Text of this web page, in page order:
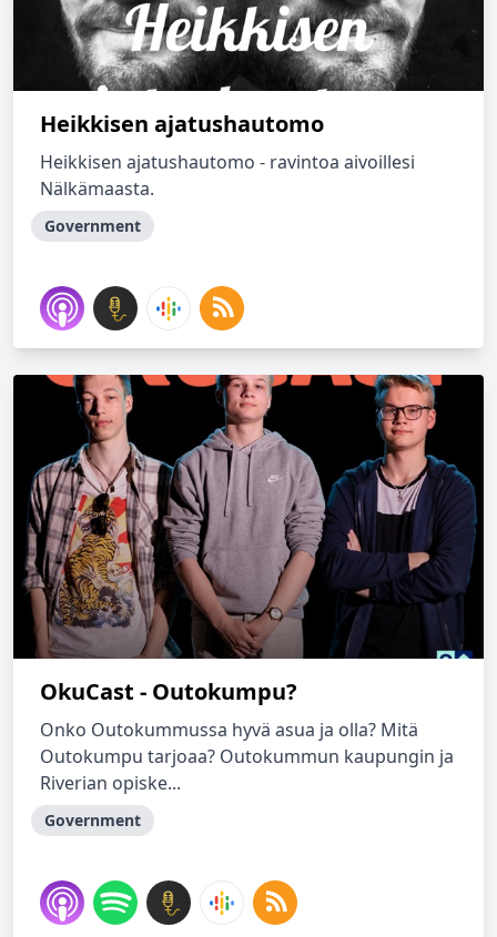
Heikkisen ajatushautomo
Heikkisen ajatushautomo - ravintoa aivoillesi
Nälkämaasta.
Government
OkuCast - Outokumpu?
Onko Outokummussa hyvä asua ja olla? Mitä
Outokumpu tarjoaa? Outokummun kaupungin ja
Riverian opiske...
Government